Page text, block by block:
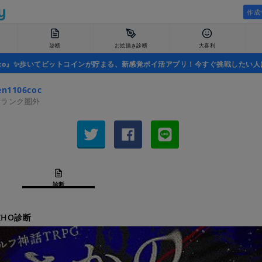
作成
診断 お絵描き診断 大喜利
』✨歩いてビットコインが貯まる、新感覚ポイ活アプリ！今すぐ挑戦したい人
ンク圏外
診断
診断